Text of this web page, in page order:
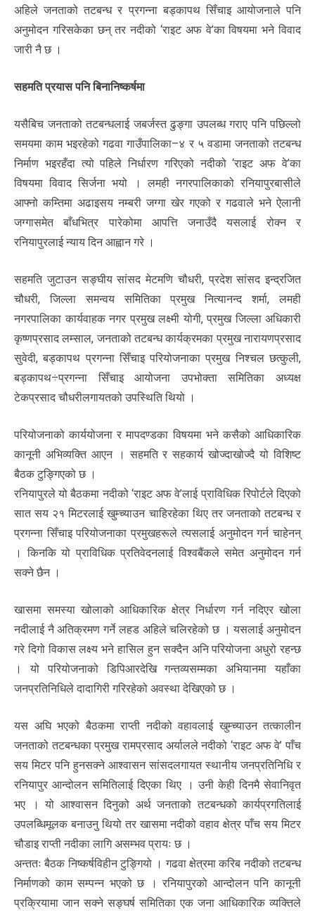
अहिले जनताको तटबन्ध र प्रगन्ना बड्कापथ सिँचाइ आयोजनाले पनि
अनुमोदन गरिसकेका छन् तर नदीको ‘राइट अफ वे’का विषयमा भने विवाद
जारी नै छ ।
सहमति प्रयास पनि बिनानिष्कर्षमा
यसैबिच जनताको तटबन्धलाई जबर्जस्त ढुङ्गा उपलब्ध गराए पनि पछिल्लो
समयमा काम भइरहेको गढवा गाउँपालिका–४ र ५ वडामा जनताको तटबन्ध
निर्माण भइरहँदा त्यो पहिले निर्धारण गरिएको नदीको ‘राइट अफ वे’का
विषयमा विवाद सिर्जना भयो । लमही नगरपालिकाको रनियापुरबासीले
आफ्नो कम्तिमा अढाइसय नम्बरी जग्गा खेर गएको र गढवाले भने ऐलानी
जग्गासमेत बाँधभित्र पारेकोमा आपत्ति जनाउँदै यसलाई रोक्न र
रनियापुरलाई न्याय दिन आह्वान गरे ।
सहमति जुटाउन सङ्घीय सांसद मेटमणि चौधरी, प्रदेश सांसद इन्द्रजित
चौधरी, जिल्ला समन्वय समितिका प्रमुख नित्यानन्द शर्मा, लमही
नगरपालिका कार्यवाहक नगर प्रमुख लक्ष्मी योगी, प्रमुख जिल्ला अधिकारी
कृष्णप्रसाद लम्साल, जनताको तटबन्ध कार्यक्रमका प्रमुख नारायणप्रसाद
सुवेदी, बड्कापथ प्रगन्ना सिँचाइ परियोजनाका प्रमुख निश्चल छत्कुली,
बड्कापथ÷प्रगन्ना सिँचाइ आयोजना उपभोक्ता समितिका अध्यक्ष
टेकप्रसाद चौधरीलगायतको उपस्थिति थियो ।
परियोजनाको कार्ययोजना र मापदण्डका विषयमा भने कसैको आधिकारिक
कानूनी अभिव्यक्ति आएन । सहमति र सहकार्य खोज्दाखोज्दै यो विशिष्ट
बैठक टुङ्गिएको छ ।
रनियापुरले यो बैठकमा नदीको ‘राइट अफ वे’लाई प्राविधिक रिपोर्टले दिएको
सात सय २१ मिटरलाई खुम्च्याउन चाहिरहेका थिए तर जनताको तटबन्ध र
प्रगन्ना सिँचाइ परियोजनाका प्रमुखहरूले त्यसलाई अनुमोदन गर्न चाहेनन्
। किनकि यो प्राविधिक प्रतिवेदनलाई विश्वबैंकले समेत अनुमोदन गर्न
सक्ने छैन ।
खासमा समस्या खोलाको आधिकारिक क्षेत्र निर्धारण गर्न नदिएर खोला
नदीलाई नै अतिक्रमण गर्ने लहड अहिले चलिरहेको छ । यसलाई अनुमोदन
गरे दिगो विकास लक्ष्य भने हासिल हुन सक्दैन अनि परियोजना अधुरो रहन्छ
। यो परियोजनाको डिपिआरदेखि गन्तव्यसम्मका अभियानमा यहाँका
जनप्रतिनिधिले दादागिरी गरिरहेको अवस्था देखिएको छ ।
यस अघि भएको बैठकमा राप्ती नदीको वहावलाई खुम्च्याउन तत्कालीन
जनताको तटबन्धका प्रमुख रामप्रसाद अर्यालले नदीको ‘राइट अफ वे’ पाँच
सय मिटर पनि हुनसक्ने आश्वासन सांसदलगायत स्थानीय जनप्रतिनिधि र
रनियापुर आन्दोलन समितिलाई दिएका थिए । उनी केही दिनमै सेवानिवृत
भए । यो आश्वासन दिनुको अर्थ जनताको तटबन्धको कार्यप्रगतिलाई
उपलब्धिमूलक बनाउनु थियो तर खासमा नदीको वहाव क्षेत्र पाँच सय मिटर
चौडाइ राप्ती नदीका लागि असम्भव प्रायः छ ।
अन्ततः बैठक निष्कर्षविहीन टुङ्गियो । गढवा क्षेत्रमा करिब नदीको तटबन्ध
निर्माणको काम सम्पन्न भएको छ । रनियापुरको आन्दोलन पनि कानूनी
प्रक्रियामा जान सक्ने सङ्घर्ष समितिका एक जना आधिकारिक व्यक्तिले